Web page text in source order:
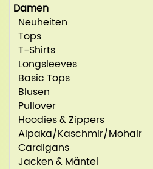
Damen
Neuheiten
Tops
T-Shirts
Longsleeves
Basic Tops
Blusen
Pullover
Hoodies & Zippers
Alpaka/Kaschmir/Mohair
Cardigans
Jacken & Mäntel